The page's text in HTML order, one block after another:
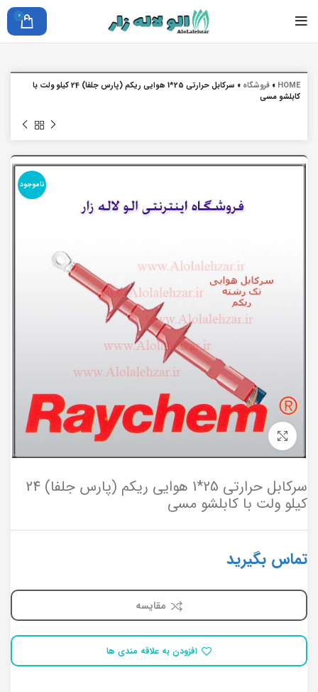
0
HOME
» فروشگاه »
سرکابل حرارتی 25*1 هوایی ریکم (پارس جلفا) 24 کیلو ولت با
کابلشو مسی
ناموجود
برای بزرگنمایی کلیک کنید
سرکابل حرارتی 25*1 هوایی ریکم (پارس جلفا) 24
کیلو ولت با کابلشو مسی
تماس بگیرید
مقایسه
افزودن به علاقه مندی ها